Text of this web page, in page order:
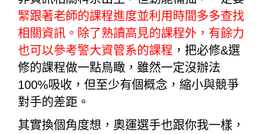
緊跟著老師的課程進度並利用時間多多查找
相關資訊。除了熟讀高見的課程外，有餘力
也可以參考警大資管系的課程 ，把必修&選
修的課程做一點鳥瞰，雖然一定沒辦法
100%吸收，但至少有個概念，縮小與競爭
對手的差距。
其實換個角度想，奧運選手也跟你我一樣，